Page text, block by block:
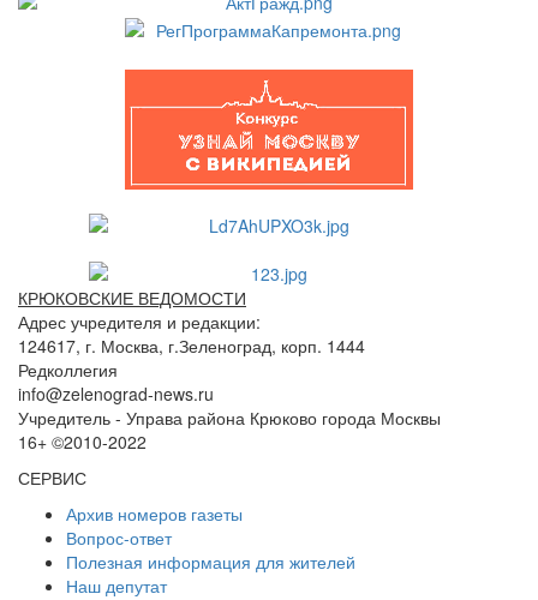
КРЮКОВСКИЕ ВЕДОМОСТИ
Адрес учредителя и редакции:
124617, г. Москва, г.Зеленоград, корп. 1444
Редколлегия
info@zelenograd-news.ru
Учредитель - Управа района Крюково города Москвы
16+ ©2010-2022
СЕРВИС
Архив номеров газеты
Вопрос-ответ
Полезная информация для жителей
Наш депутат